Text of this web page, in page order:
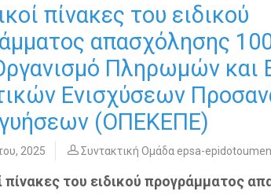
πίνακες του ειδικού
απασχόλησης
Πληρωμών και
Ενισχύσεων
(ΟΠΕΚΕΠΕ)
2025 Συντακτική Ομάδα epsa-
πίνακες του ειδικού προγράμματος